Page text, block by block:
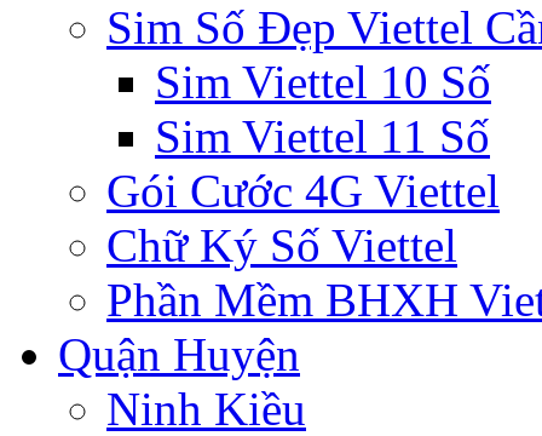
Sim Số Đẹp Viettel
Sim Viettel 10 Số
Sim Viettel 11 Số
Gói Cước 4G Viettel
Chữ Ký Số Viettel
Phần Mềm BHXH
Quận Huyện
Ninh Kiều